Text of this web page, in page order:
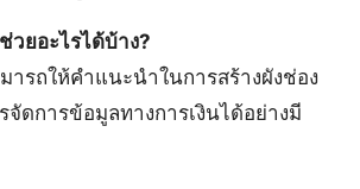
ยอะไรได้บ้าง?
รถให้คำแนะนำในการสร้างผังช่อง
ดการข้อมูลทางการเงินได้อย่างมี